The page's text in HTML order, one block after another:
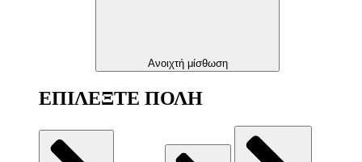
Ανοιχτή μίσθωση
ΕΠΙΛΕΞΤΕ ΠΟΛΗ